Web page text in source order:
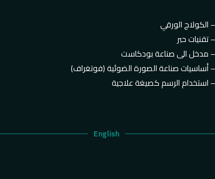
الكولاج الورقي –
تقنيات حبر –
مدخل الى صناعة بودكاست –
أساسيات صناعة الصورة الضوئية (فوتغراف) –
استخدام الرسم كصيغة علاجية –
English